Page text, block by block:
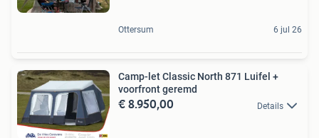
Ottersum 6 jul 26
Camp-let Classic North 871 Luifel +
voorfront geremd
€ 8.950,00 Details